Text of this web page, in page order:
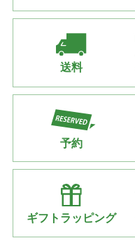
送料
予約
ギフトラッピング